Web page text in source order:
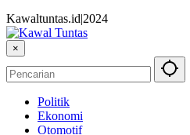
Kawaltuntas.id|2024
×
Politik
Ekonomi
Otomotif